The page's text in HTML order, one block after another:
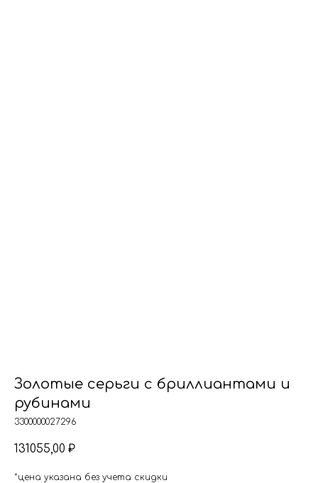
Золотые серьги с бриллиантами и
рубинами
3300000027296
131055,00 ₽
*цена указана без учета скидки